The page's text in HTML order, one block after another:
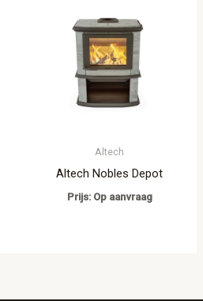
Altech
Altech Nobles Depot
Prijs: Op aanvraag